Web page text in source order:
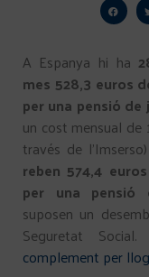
A Espanya hi ha
mes 528,3 euros
per una pensió
un cost mensual de
través de
reben 574,4
per una pensió
suposen un
Seguretat Social.
complement per